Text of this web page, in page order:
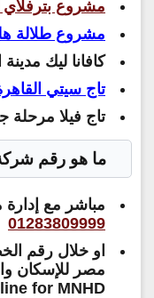
مشروع
مشروع طلالة
كافانا ليك
تاج سيتي
تاج فيلا
ما هو رقم
مباشر مع
01283809999
او خلال رقم
مصر للإسكان
for MNHD